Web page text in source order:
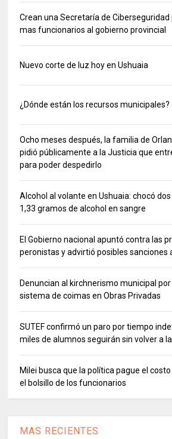
Crean una Secretaría de
mas funcionarios al gobierno provincial
Nuevo corte de luz hoy en Ushuaia
¿Dónde están los recursos municipales?
Ocho meses después, la familia de
pidió públicamente a la Justicia que
para poder despedirlo
Alcohol al volante en Ushuaia: chocó
1,33 gramos de alcohol en sangre
El Gobierno nacional apuntó contra las
peronistas y advirtió posibles sanciones
Denuncian al kirchnerismo municipal
sistema de coimas en Obras Privadas
SUTEF confirmó un paro por tiempo
miles de alumnos seguirán sin volver a
Milei busca que la política pague el
el bolsillo de los funcionarios
MAS RECIENTES